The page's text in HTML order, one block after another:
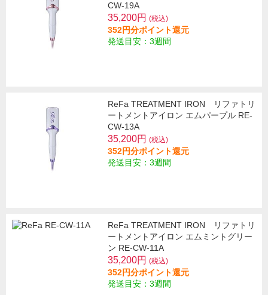
CW-19A
35,200円 (税込)
352円分ポイント還元
発送目安：3週間
ReFa TREATMENT IRON リファトリ
ートメントアイロン エムパープル RE-
CW-13A
35,200円 (税込)
352円分ポイント還元
発送目安：3週間
ReFa TREATMENT IRON リファトリ
ートメントアイロン エムミントグリー
ン RE-CW-11A
35,200円 (税込)
352円分ポイント還元
発送目安：3週間